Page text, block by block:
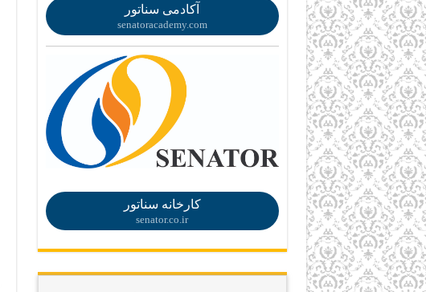
آکادمی سناتور
senatoracademy.com
کارخانه سناتور
senator.co.ir